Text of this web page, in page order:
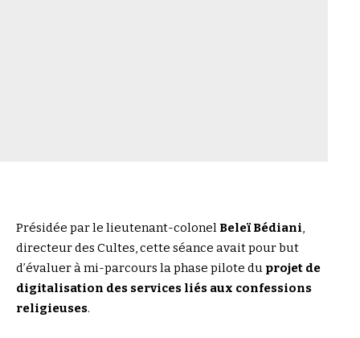
Présidée par le lieutenant-colonel Beleï Bédiani
directeur des Cultes, cette séance avait pour but
d’évaluer à mi-parcours la phase pilote du projet de
digitalisation des services liés aux confessions
religieuses.